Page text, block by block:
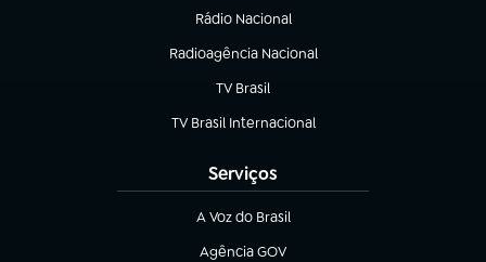
Rádio Nacional
Radioagência Nacional
(abre em nova aba)
TV Brasil
(abre em nova aba)
TV Brasil Internacional
(abre em nova aba)
Serviços
A Voz do Brasil
(abre em nova aba)
Agência GOV